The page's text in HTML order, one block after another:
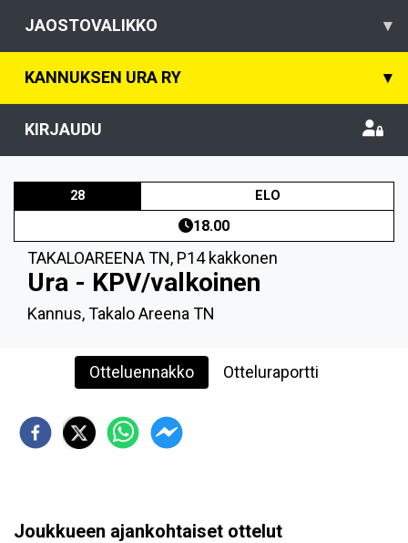
JAOSTOVALIKKO ▾
KANNUKSEN URA RY ▾
KIRJAUDU
28 ELO
18.00
TAKALOAREENA TN, P14 kakkonen
Ura - KPV/valkoinen
Kannus, Takalo Areena TN
Otteluennakko Otteluraportti
Joukkueen ajankohtaiset ottelut